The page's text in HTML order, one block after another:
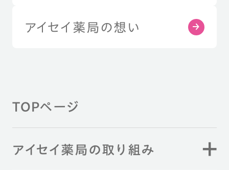
アイセイ薬局の想い
TOPページ
アイセイ薬局の取り組み